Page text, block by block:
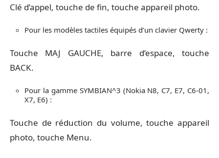
Clé d’appel, touche de fin, touche appareil photo.
Pour les modèles tactiles équipés d’un clavier Qwerty :
Touche MAJ GAUCHE, barre d’espace, touche
BACK.
Pour la gamme SYMBIAN^3 (Nokia N8, C7, E7, C6-01,
X7, E6) :
Touche de réduction du volume, touche appareil
photo, touche Menu.